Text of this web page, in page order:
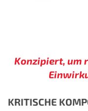
Konzipiert, um
KRITISCHE